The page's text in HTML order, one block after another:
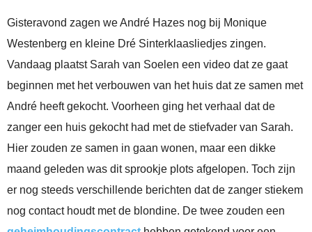
Gisteravond zagen we André Hazes nog bij Monique
Westenberg en kleine Dré Sinterklaasliedjes zingen.
Vandaag plaatst Sarah van Soelen een video dat ze gaat
beginnen met het verbouwen van het huis dat ze samen met
André heeft gekocht. Voorheen ging het verhaal dat de
zanger een huis gekocht had met de stiefvader van Sarah.
Hier zouden ze samen in gaan wonen, maar een dikke
maand geleden was dit sprookje plots afgelopen. Toch zijn
er nog steeds verschillende berichten dat de zanger stiekem
nog contact houdt met de blondine. De twee zouden een